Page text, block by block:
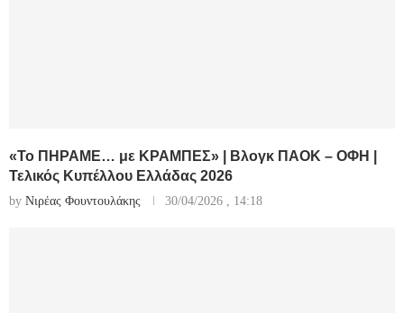
«Το ΠΗΡΑΜΕ… με ΚΡΑΜΠΕΣ» | Βλογκ ΠΑΟΚ – ΟΦΗ |
Τελικός Κυπέλλου Ελλάδας 2026
by Νιρέας Φουντουλάκης 30/04/2026 , 14:18